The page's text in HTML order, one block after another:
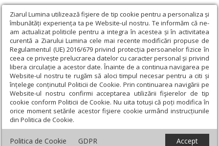
Ziarul Lumina utilizează fişiere de tip cookie pentru a personaliza și
îmbunătăți experiența ta pe Website-ul nostru. Te informăm că ne-
am actualizat politicile pentru a integra în acestea și în activitatea
curentă a Ziarului Lumina cele mai recente modificări propuse de
Regulamentul (UE) 2016/679 privind protecția persoanelor fizice în
ceea ce privește prelucrarea datelor cu caracter personal și privind
libera circulație a acestor date. Înainte de a continua navigarea pe
Website-ul nostru te rugăm să aloci timpul necesar pentru a citi și
înțelege conținutul Politicii de Cookie. Prin continuarea navigării pe
Website-ul nostru confirmi acceptarea utilizării fişierelor de tip
cookie conform Politicii de Cookie. Nu uita totuși că poți modifica în
orice moment setările acestor fişiere cookie urmând instrucțiunile
din Politica de Cookie.
Politica de Cookie GDPR Accept
Ziarul Lumina › Societate › Sănătate › Aditivi alimentari de
evitat în sarcină
Aditivi alimentari de evitat în sarcină